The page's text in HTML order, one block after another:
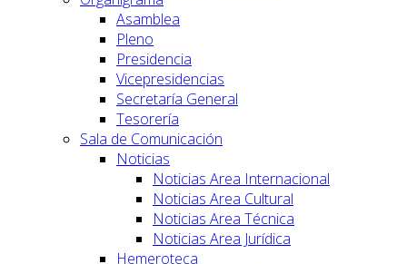
Asamblea
Pleno
Presidencia
Vicepresidencias
Secretaría General
Tesorería
Sala de Comunicación
Noticias
Noticias Area Internacional
Noticias Area Cultural
Noticias Area Técnica
Noticias Area Jurídica
Hemeroteca